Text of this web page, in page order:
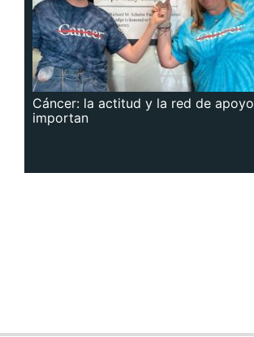
Cáncer: la actitud y la red de apoyo
importan